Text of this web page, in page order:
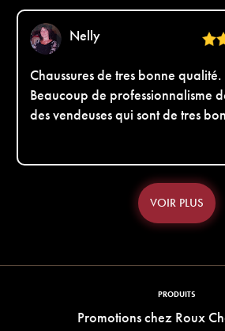
Nelly
Chaussures de tres bonne qualité.
Beaucoup de professionnalisme
des vendeuses qui sont de tres
VOIR PLUS
PRODUITS
Promotions chez Roux